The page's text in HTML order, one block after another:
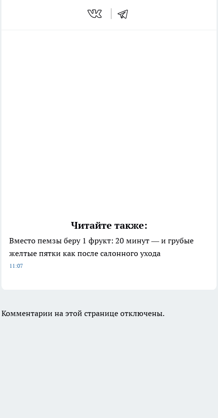
Читайте также:
Вместо пемзы беру 1 фрукт: 20 минут — и грубые
желтые пятки как после салонного ухода
11:07
Комментарии на этой странице отключены.